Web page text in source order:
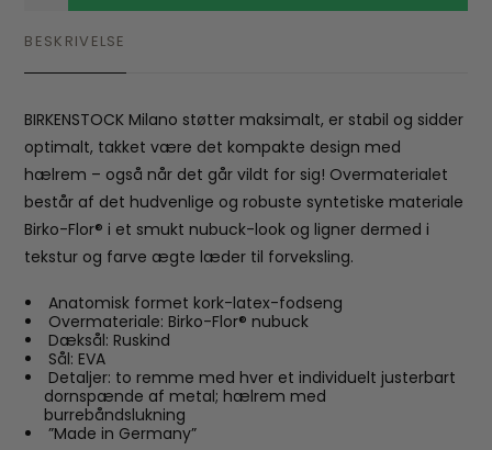
BESKRIVELSE
BIRKENSTOCK Milano støtter maksimalt, er stabil og sidder
optimalt, takket være det kompakte design med
hælrem – også når det går vildt for sig! Overmaterialet
består af det hudvenlige og robuste syntetiske materiale
Birko-Flor® i et smukt nubuck-look og ligner dermed i
tekstur og farve ægte læder til forveksling.
Anatomisk formet kork-latex-fodseng
Overmateriale: Birko-Flor® nubuck
Dæksål: Ruskind
Sål: EVA
Detaljer: to remme med hver et individuelt justerbart
dornspænde af metal; hælrem med
burrebåndslukning
”Made in Germany”